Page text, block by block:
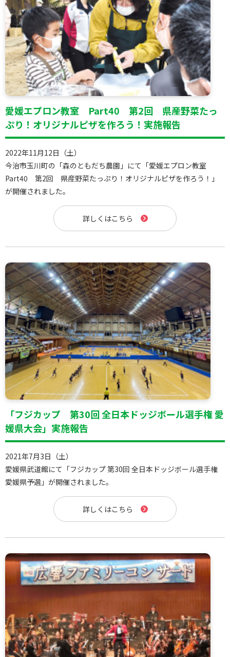
愛媛エプロン教室 Part40 第2回 県産野菜たっ
ぷり！オリジナルピザを作ろう！実施報告
2022年11月12日（土）
今治市玉川町の「森のともだち農園」にて「愛媛エプロン教室
Part40 第2回 県産野菜たっぷり！オリジナルピザを作ろう！」
が開催されました。
詳しくはこちら
「フジカップ 第30回 全日本ドッジボール選手権 愛
媛県大会」実施報告
2021年7月3日（土）
愛媛県武道館にて「フジカップ 第30回 全日本ドッジボール選手権
愛媛県予選」が開催されました。
詳しくはこちら